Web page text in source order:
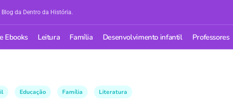
Blog da Dentro da História.
Ebooks Leitura Família Desenvolvimento infantil Professores
Educação Família Literatura